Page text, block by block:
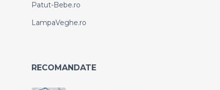
Patut-Bebe.ro
LampaVeghe.ro
RECOMANDATE